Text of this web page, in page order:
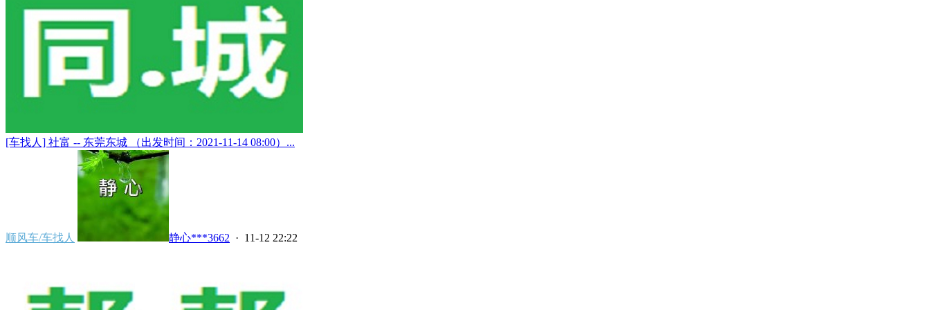
[车找人] 社富 -- 东莞东城 （出发时间：2021-11-14 08:00）...
顺风车/车找人 静心***3662 · 11-12 22:22